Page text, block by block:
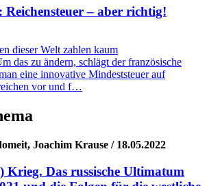
– aber richtig!
dieser Welt zahlen kaum
das zu ändern, schlägt der französische
eine innovative Mindeststeuer auf
vor und f…
Joachim Krause / 18.05.2022
Krieg. Das russische Ultimatum